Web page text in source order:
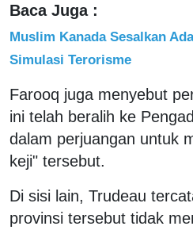
Baca Juga :
Muslim Kanada Sesalkan
Simulasi Terorisme
Farooq juga menyebut
ini telah beralih ke
dalam perjuangan untuk
keji" tersebut.
Di sisi lain, Trudeau
provinsi tersebut tidak